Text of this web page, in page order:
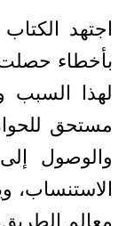
اجتهد
بأخطاء حصلت
لهذا السبب
مستحق
والوصول
الاستنساب،
معالم